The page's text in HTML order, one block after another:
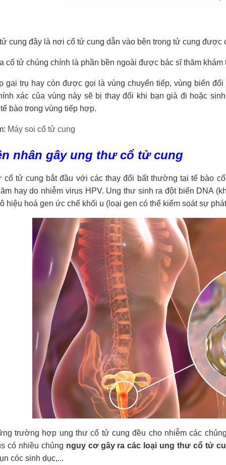
cung đây là nơi cổ tử cung dẫn vào bên trong tử cung được
cổ tử chúng chính là phần bền ngoài được bác sĩ thăm
gai trụ hay còn được gọi là vùng chuyển tiếp, vùng biến
xác của vùng này sẽ bị thay đổi khi bạn già đi hoặc
bào trong vùng tiếp hợp.
Máy soi cổ tử cung
nhân gây ung thư cổ tử cung
cổ tử cung bắt đầu với các thay đổi bất thường tại tế bào
hay do nhiễm virus HPV. Ung thư sinh ra đột biến DNA
hiệu hoá gen ức chế khối u (loại gen có thể kiểm soát sự
trường hợp ung thư cổ tử cung đều cho nhiễm các
có nhiều chủng nguy cơ gây ra các loại ung thư cổ tử
cóc sinh dục,...